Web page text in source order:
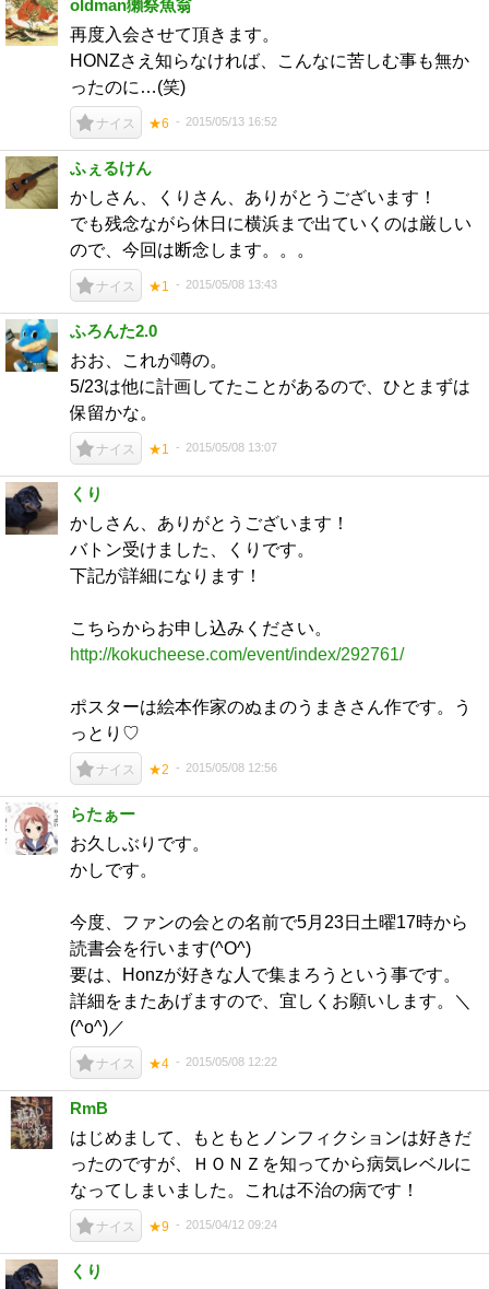
oldman獺祭魚翁
再度入会させて頂きます。
HONZさえ知らなければ、こんなに苦しむ事も無か
ったのに…(笑)
ナイス ★6 2015/05/13 16:52
ふぇるけん
かしさん、くりさん、ありがとうございます！
でも残念ながら休日に横浜まで出ていくのは厳しい
ので、今回は断念します。。。
ナイス ★1 2015/05/08 13:43
ふろんた2.0
おお、これが噂の。
5/23は他に計画してたことがあるので、ひとまずは
保留かな。
ナイス ★1 2015/05/08 13:07
くり
かしさん、ありがとうございます！
バトン受けました、くりです。
下記が詳細になります！
こちらからお申し込みください。
http://kokucheese.com/event/index/292761/
ポスターは絵本作家のぬまのうまきさん作です。う
っとり♡
ナイス ★2 2015/05/08 12:56
らたぁー
お久しぶりです。
かしです。
今度、ファンの会との名前で5月23日土曜17時から
読書会を行います(^O^)
要は、Honzが好きな人で集まろうという事です。
詳細をまたあげますので、宜しくお願いします。＼
(^o^)／
ナイス ★4 2015/05/08 12:22
RmB
はじめまして、もともとノンフィクションは好きだ
ったのですが、ＨＯＮＺを知ってから病気レベルに
なってしまいました。これは不治の病です！
ナイス ★9 2015/04/12 09:24
くり